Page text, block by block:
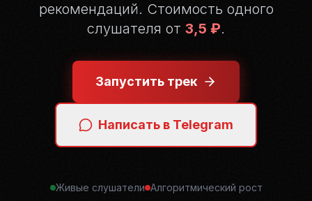
рекомендаций. Стоимость одного
слушателя от 3,5 ₽.
Запустить трек
Написать в Telegram
Живые слушатели Алгоритмический рост